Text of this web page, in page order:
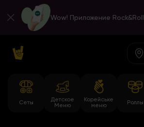
Wow! Приложение Rock&Roll
Сеты
Детское
Меню
Корейське
меню
Роллы